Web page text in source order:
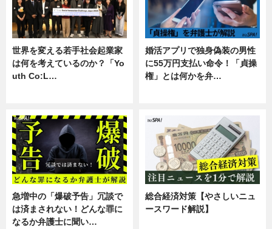
世界を変える若手社会起業家
は何を考えているのか？「Yo
uth Co:L…
婚活アプリで独身偽装の男性
に55万円支払い命令！「貞操
権」とは何かを弁…
急増中の「爆破予告」冗談で
は済まされない！どんな罪に
なるか弁護士に聞い…
総合経済対策【やさしいニュ
ースワード解説】